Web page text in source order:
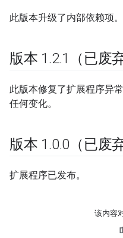
此版本升级了内部依赖项
版本 1.2.1（已废弃
此版本修复了扩展程序异
任何变化。
版本 1.0.0（已废弃
扩展程序已发布。
该内容